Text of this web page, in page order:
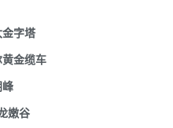
字塔
金缆车
峰
嫩谷